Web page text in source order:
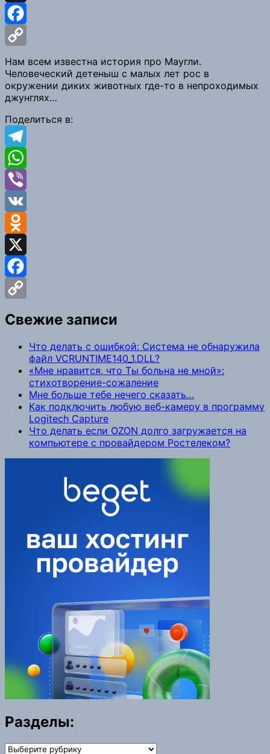
X
Facebook
Copy
Link
Нам всем известна история про Маугли.
Человеческий детеныш с малых лет рос в
окружении диких животных где-то в непроходимых
джунглях…
Поделиться в:
Telegram
WhatsApp
Viber
VK
Odnoklassniki
X
Facebook
Свежие записи
Что делать с ошибкой: Система не обнаружила
файл VCRUNTIME140_1.DLL?
«Мне нравится, что Ты больна не мной»:
стихотворение-сожаление
Мне больше тебе нечего сказать…
Как подключить любую веб-камеру в программу
Logitech Capture
Что делать если OZON долго загружается на
компьютере с провайдером Ростелеком?
Разделы:
Разделы: